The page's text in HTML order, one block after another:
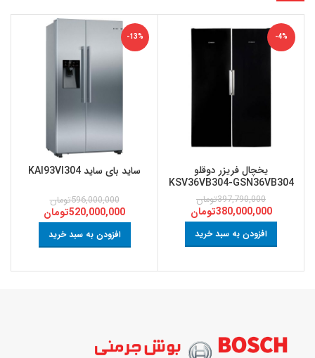
-4%
یخچال فریزر دوقلو
KSV36VB304-GSN36VB304
397,790,000تومان
380,000,000تومان
افزودن به سبد خرید
-13%
ساید بای ساید KAI93VI304
596,000,000تومان
520,000,000تومان
افزودن به سبد خرید